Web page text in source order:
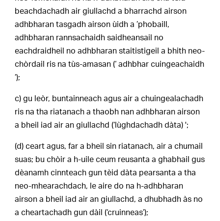
beachdachadh air giullachd a bharrachd airson
adhbharan tasgadh airson ùidh a ’phobaill,
adhbharan rannsachaidh saidheansail no
eachdraidheil no adhbharan staitistigeil a bhith neo-
chòrdail ris na tùs-amasan (‘ adhbhar cuingeachaidh
’);
c) gu leòr, buntainneach agus air a chuingealachadh
ris na tha riatanach a thaobh nan adhbharan airson
a bheil iad air an giullachd (‘lùghdachadh dàta) ';
(d) ceart agus, far a bheil sin riatanach, air a chumail
suas; bu chòir a h-uile ceum reusanta a ghabhail gus
dèanamh cinnteach gun tèid dàta pearsanta a tha
neo-mhearachdach, le aire do na h-adhbharan
airson a bheil iad air an giullachd, a dhubhadh às no
a cheartachadh gun dàil (‘cruinneas’);